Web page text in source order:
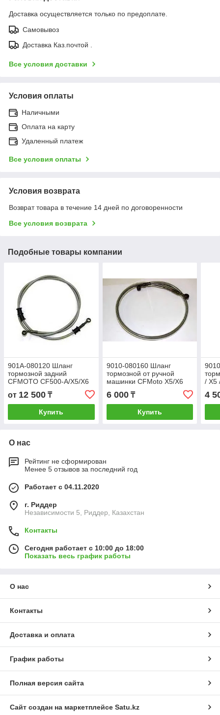
Доставка осуществляется только по предоплате.
Самовывоз
Доставка Каз.почтой .
Все условия доставки
Условия оплаты
Наличными
Оплата на карту
Удаленный платеж
Все условия оплаты
Условия возврата
Возврат товара в течение 14 дней по договоренности
Все условия возврата
Подобные товары компании
901A-080120 Шланг
тормозной задний
CFMOTO CF500-A/X5/X6
от 12 500 ₸
Купить
9010-080160 Шланг
тормозной от ручной
машинки CFMoto X5/X6
6 000₸
Купить
/ X5
4
О нас
Рейтинг не сформирован
Менее 5 отзывов за последний год
Работает с 04.11.2020
г. Риддер
Независимости 5, Риддер, Казахстан
Контакты
Сегодня работает с 10:00 до 18:00
Показать весь график работы
О нас
Контакты
Доставка и оплата
График работы
Полная версия сайта
Сайт создан на маркетплейсе Satu.kz